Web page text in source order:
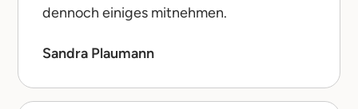
dennoch einiges mitnehmen.
Sandra Plaumann